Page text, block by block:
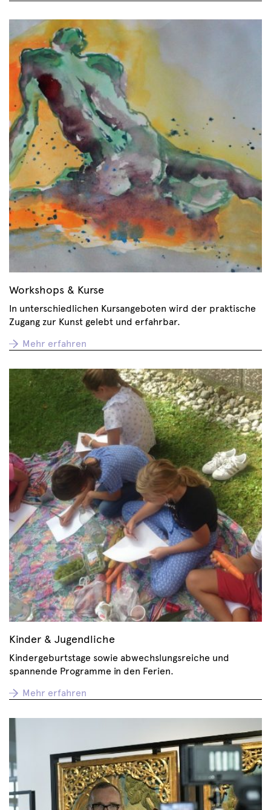
Workshops & Kurse
In unterschiedlichen Kursangeboten wird der praktische
Zugang zur Kunst gelebt und erfahrbar.
Mehr erfahren
Kinder & Jugendliche
Kindergeburtstage sowie abwechslungsreiche und
spannende Programme in den Ferien.
Mehr erfahren